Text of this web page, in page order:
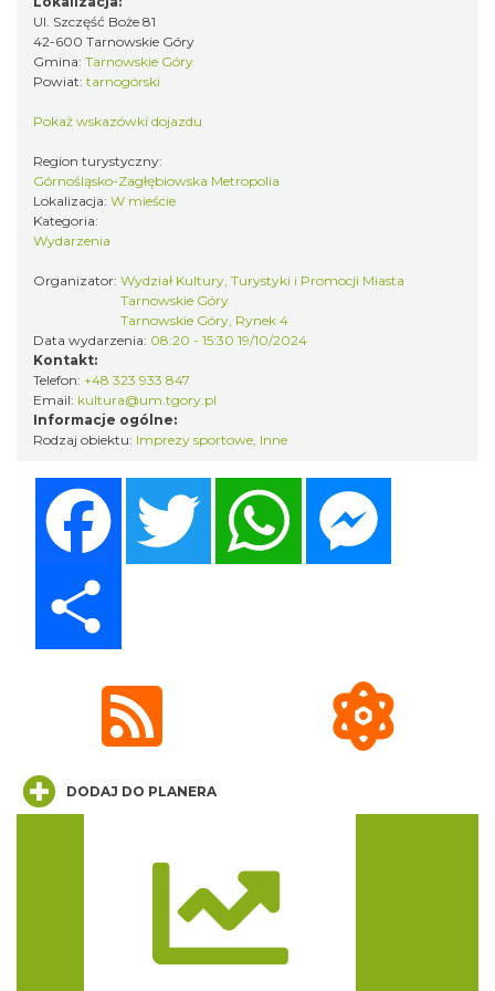
LORD OF THE DANCE 2026
Katowice
Alicja Majewska & Włodzimierz Korcz &
Warsaw String Quartet - Jubileusz
Katowice
19.85 km
44. Rawa Blues Festival
Katowice
Henryk Miśkiewicz – 75 lat Mistrza i Goście
Ul. Szczęść Boże 81
42-600 Tarnowskie Góry
Gmina: Tarnowskie Góry
Powiat: tarnogórski
Pokaż wskazówki dojazdu
Region turystyczny:
Górnośląsko-Zagłębiowska Metropolia
Lokalizacja: W mieście
Kategoria:
Wydarzenia
Organizator: Wydział Kultury, Turystyki i Promocji Miasta
Tarnowskie Góry
Tarnowskie Góry, Rynek 4
Data wydarzenia: 08:20 - 15:30 19/10/2024
Kontakt:
Telefon: +48 323 933 847
Email: kultura@um.tgory.pl
Informacje ogólne:
Rodzaj obiektu: Imprezy sportowe, Inne
Twitter WhatsApp
DODAJ DO PLANERA